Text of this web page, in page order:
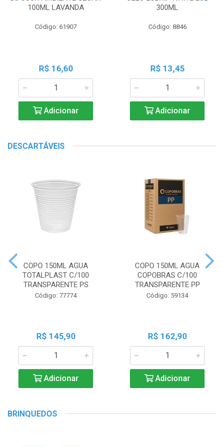
100ML LAVANDA
Código: 61907
R$ 16,60
Adicionar
300ML
Código: 8846
R$ 13,45
Adicionar
DESCARTÁVEIS
COPO 150ML AGUA
TOTALPLAST C/100
TRANSPARENTE PS
Código: 77774
R$ 145,90
Adicionar
COPO 150ML AGUA
COPOBRAS C/100
TRANSPARENTE PP
Código: 59134
R$ 162,90
Adicionar
BRINQUEDOS